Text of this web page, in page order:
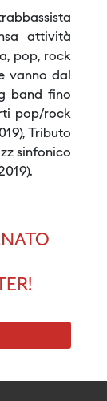
attività
pop, rock
vanno dal
band fino
pop/rock
Tributo
sinfonico